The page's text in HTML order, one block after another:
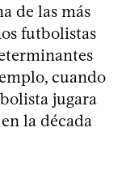
de las más
futbolistas
cuando
jugara
la década